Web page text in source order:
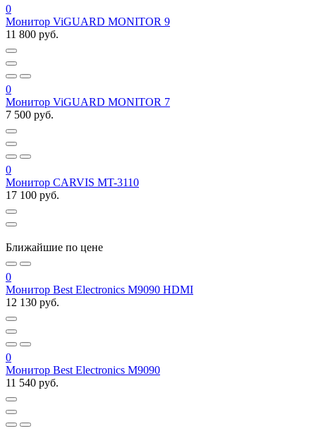
0
Монитор ViGUARD MONITOR 9
11 800 руб.
0
Монитор ViGUARD MONITOR 7
7 500 руб.
0
Монитор CARVIS MT-3110
17 100 руб.
Ближайшие по цене
0
Монитор Best Electronics M9090 HDMI
12 130 руб.
0
Монитор Best Electronics M9090
11 540 руб.